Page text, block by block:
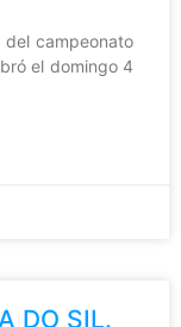
campeonato
el domingo 4
DO SIL.